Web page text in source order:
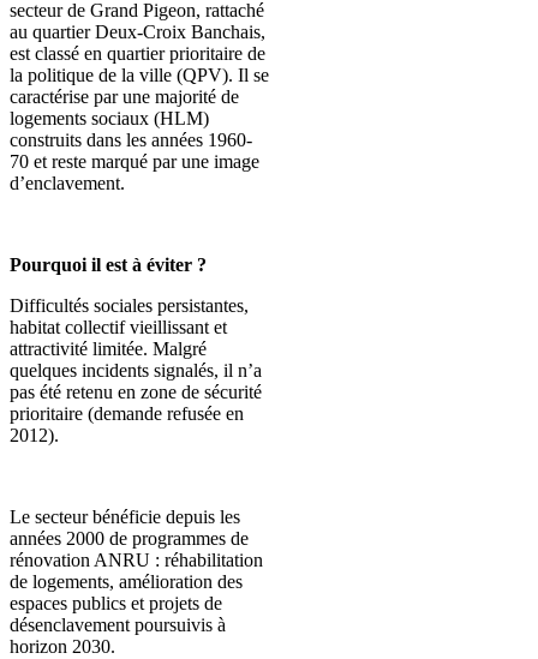
secteur de Grand Pigeon, rattaché
au quartier Deux-Croix Banchais,
est classé en quartier prioritaire de
la politique de la ville (QPV). Il se
caractérise par une majorité de
logements sociaux (HLM)
construits dans les années 1960-
70 et reste marqué par une image
d’enclavement.
Pourquoi il est à éviter ?
Difficultés sociales persistantes,
habitat collectif vieillissant et
attractivité limitée. Malgré
quelques incidents signalés, il n’a
pas été retenu en zone de sécurité
prioritaire (demande refusée en
2012).
Le secteur bénéficie depuis les
années 2000 de programmes de
rénovation ANRU : réhabilitation
de logements, amélioration des
espaces publics et projets de
désenclavement poursuivis à
horizon 2030.